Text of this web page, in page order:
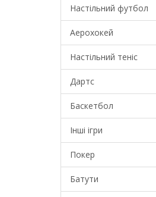
Настільний футбол
Аерохокей
Настільний теніс
Дартс
Баскетбол
Інші ігри
Покер
Батути